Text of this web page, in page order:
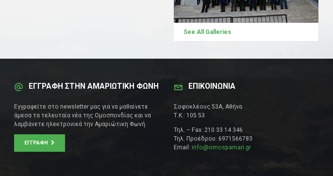
See All Galleries
ΕΓΓΡΑΦΗ ΣΤΗΝ ΑΜΑΡΙΩΤΙΚΗ ΦΩΝΗ
Εγγραφείτε στο newsletter μας για να μαθαίνετε
άμεσα τα τελευταία νέα της Ομοσπονδίας και να
λαμβάνετε ηλεκτρονικά την Αμαριώτικη Φωνή.
ΕΓΓΡΑΦΉ
ΕΠΙΚΟΙΝΩΝΊΑ
Σοφοκλέους 53Α, Αθήνα
Τ.Κ.: 105 53
Τηλ. – Fax: 210 33 14 346
Τηλ. Προέδρου: 6971566783
Email: info@omospamari.gr